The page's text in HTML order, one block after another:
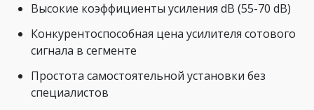
Высокие коэффициенты усиления dB (55-70 dB)
Конкурентоспособная цена усилителя сотового
сигнала в сегменте
Простота самостоятельной установки без
специалистов